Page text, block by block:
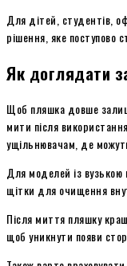
Для дітей, студентів,
рішення, яке поступово
Як доглядати
Щоб пляшка довше
мити після
ущільнювачам, де
Для моделей із вузькою
щітки для очищення
Після миття пляшку
щоб уникнути появи